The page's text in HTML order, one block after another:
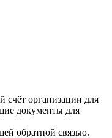
счёт организации для
документы для
обратной связью.